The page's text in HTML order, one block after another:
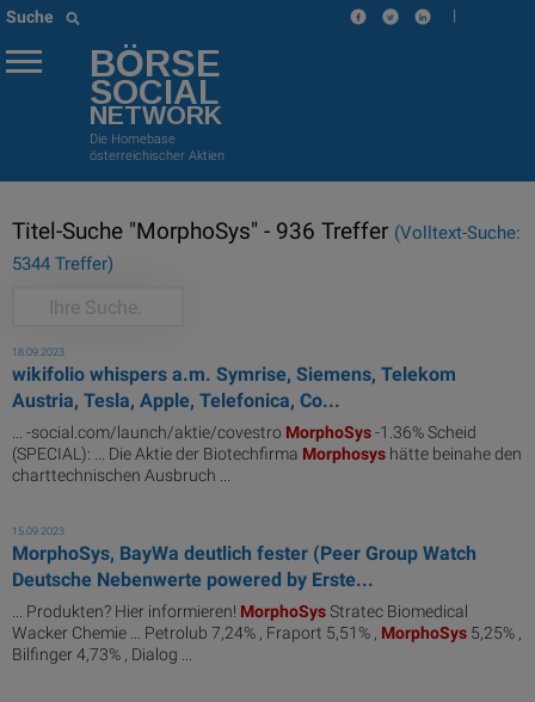
Suche |
BÖRSE
SOCIAL
NETWORK
Die Homebase
österreichischer Aktien
Titel-Suche "MorphoSys" - 936 Treffer (Volltext-Suche:
5344 Treffer)
18.09.2023
wikifolio whispers a.m. Symrise, Siemens, Telekom
Austria, Tesla, Apple, Telefonica, Co...
... -social.com/launch/aktie/covestro MorphoSys-1.36% Scheid
(SPECIAL): ... Die Aktie der Biotechfirma Morphosys hätte beinahe den
charttechnischen Ausbruch ...
15.09.2023
MorphoSys, BayWa deutlich fester (Peer Group Watch
Deutsche Nebenwerte powered by Erste...
... Produkten? Hier informieren! MorphoSysStratec Biomedical
Wacker Chemie ... Petrolub 7,24% , Fraport 5,51% , MorphoSys 5,25% ,
Bilfinger 4,73% , Dialog ...